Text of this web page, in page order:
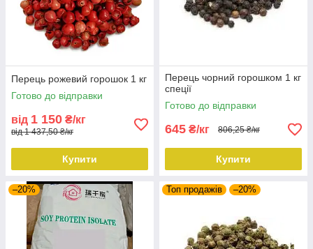
Перець рожевий горошок 1 кг
Готово до відправки
від 1 150 ₴/кг
від 1 437,50 ₴/кг
Купити
Перець чорний горошком 1 кг
спеції
Готово до відправки
645 ₴/кг 806,25 ₴/кг
Купити
–20% Топ продажів –20%